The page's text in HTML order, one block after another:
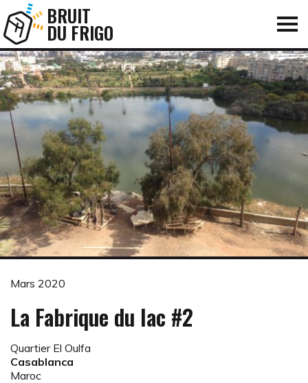
BRUIT
DU FRIGO
Mars 2020
La Fabrique du lac #2
Quartier El Oulfa
Casablanca
Maroc